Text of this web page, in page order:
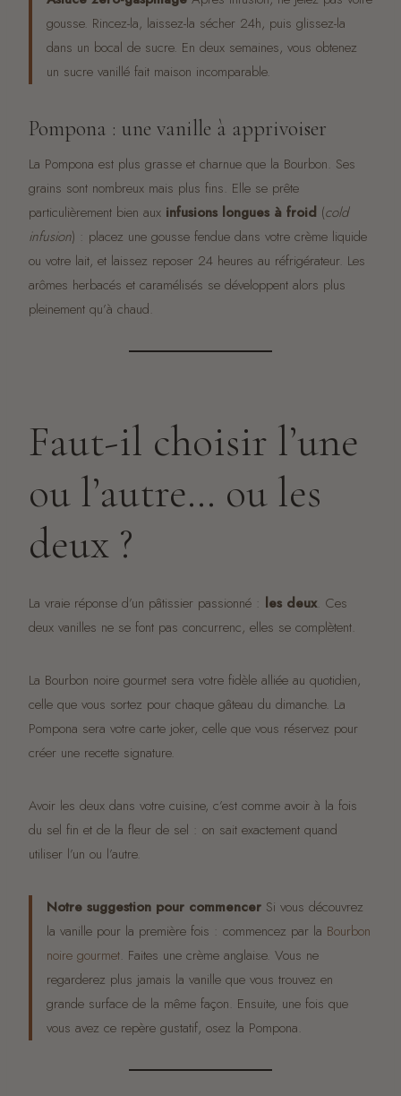
gousse. Rincez-la, laissez-la sécher 24h, puis glissez-la
dans un bocal de sucre. En deux semaines, vous obtenez
un sucre vanillé fait maison incomparable.
Pompona : une vanille à apprivoiser
La Pompona est plus grasse et charnue que la Bourbon. Ses
grains sont nombreux mais plus fins. Elle se prête
particulièrement bien aux infusions longues à froid (cold
infusion) : placez une gousse fendue dans votre crème liquide
ou votre lait, et laissez reposer 24 heures au réfrigérateur. Les
arômes herbacés et caramélisés se développent alors plus
pleinement qu’à chaud.
Faut-il choisir l’une
ou l’autre… ou les
deux ?
La vraie réponse d’un pâtissier passionné : les deux. Ces
deux vanilles ne se font pas concurrenc, elles se complètent.
La Bourbon noire gourmet sera votre fidèle alliée au quotidien,
celle que vous sortez pour chaque gâteau du dimanche. La
Pompona sera votre carte joker, celle que vous réservez pour
créer une recette signature.
Avoir les deux dans votre cuisine, c’est comme avoir à la fois
du sel fin et de la fleur de sel : on sait exactement quand
utiliser l’un ou l’autre.
Notre suggestion pour commencer Si vous découvrez
la vanille pour la première fois : commencez par la Bourbon
noire gourmet. Faites une crème anglaise. Vous ne
regarderez plus jamais la vanille que vous trouvez en
grande surface de la même façon. Ensuite, une fois que
vous avez ce repère gustatif, osez la Pompona.